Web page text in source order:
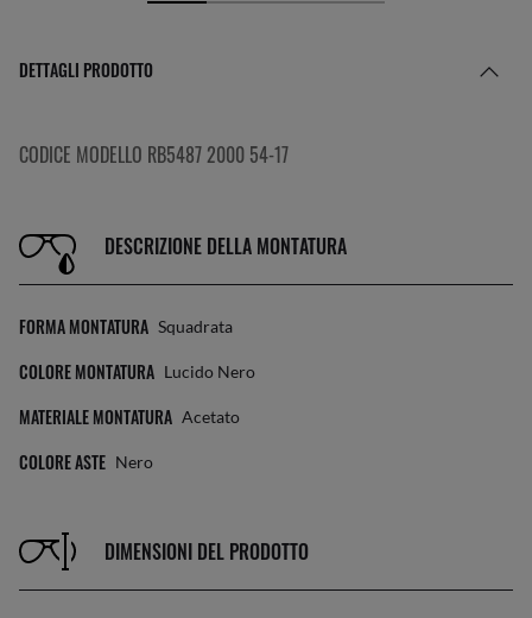
DETTAGLI PRODOTTO
CODICE MODELLO RB5487 2000 54-17
DESCRIZIONE DELLA MONTATURA
FORMA MONTATURA Squadrata
COLORE MONTATURA Lucido Nero
MATERIALE MONTATURA Acetato
COLORE ASTE Nero
DIMENSIONI DEL PRODOTTO